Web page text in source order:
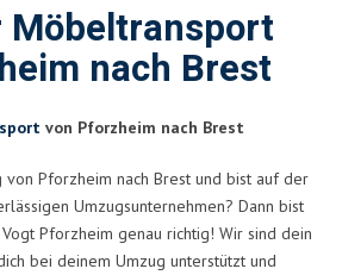
Möbeltransport
nach Brest
von Pforzheim nach Brest
von Pforzheim nach Brest und bist auf der
Umzugsunternehmen? Dann bist
Pforzheim genau richtig! Wir sind dein
bei deinem Umzug unterstützt und